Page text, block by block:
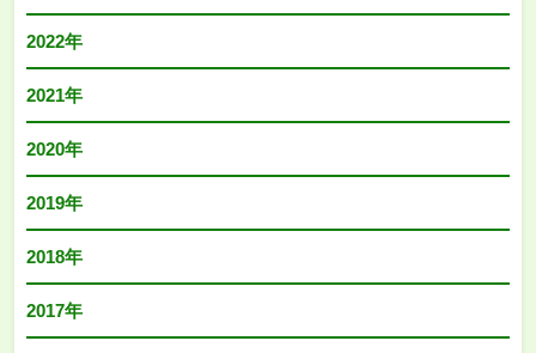
2022年
2021年
2020年
2019年
2018年
2017年